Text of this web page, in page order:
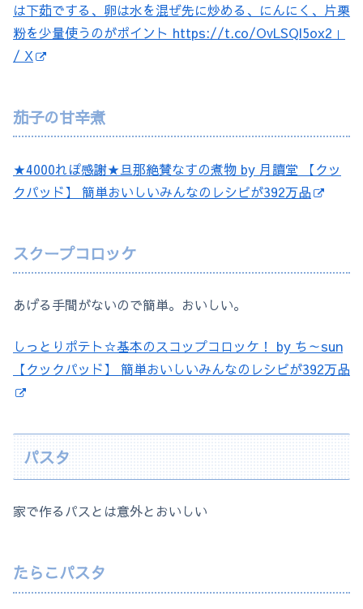
は下茹でする、卵は水を混ぜ先に炒める、にんにく、片栗
粉を少量使うのがポイント https://t.co/OvLSQl5ox2」
/ X
茄子の甘辛煮
★4000れぽ感謝★旦那絶賛なすの煮物 by 月讀堂 【クッ
クパッド】 簡単おいしいみんなのレシピが392万品
スクープコロッケ
あげる手間がないので簡単。おいしい。
しっとりポテト☆基本のスコップコロッケ！ by ち～sun
【クックパッド】 簡単おいしいみんなのレシピが392万品
パスタ
家で作るパスとは意外とおいしい
たらこパスタ